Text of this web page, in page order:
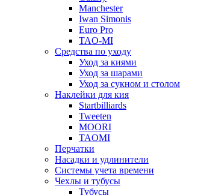
Manchester
Iwan Simonis
Euro Pro
TAO-MI
Средства по уходу
Уход за киями
Уход за шарами
Уход за сукном и столом
Наклейки для кия
Startbilliards
Tweeten
MOORI
TAOMI
Перчатки
Насадки и удлинители
Системы учета времени
Чехлы и тубусы
Тубусы